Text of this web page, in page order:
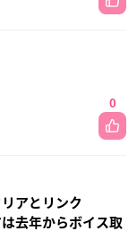
0
アとリンク
去年からボイス取